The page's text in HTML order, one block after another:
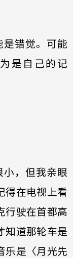
是错觉。可能
是自己的记
小，但我亲眼
得在电视上看
行驶在首都高
知道那轮车是
乐是〈月光先